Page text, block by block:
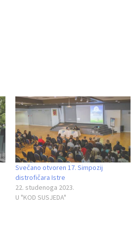
Svečano otvoren 17. Simpozij
distrofičara Istre
22. studenoga 2023.
U "KOD SUSJEDA"